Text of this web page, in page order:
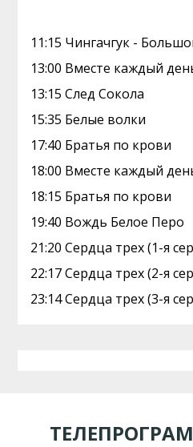
11:15 Чингачгук -
13:00 Вместе каждый
13:15 След Сокола
15:35 Белые волки
17:40 Братья по крови
18:00 Вместе каждый
18:15 Братья по крови
19:40 Вождь Белое Перо
21:20 Сердца трех (1-я
22:17 Сердца трех (2-я
23:14 Сердца трех (3-я